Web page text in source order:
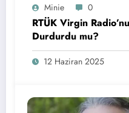
Minie 0
RTÜK Virgin
Durdurdu mu?
12 Haziran 2025